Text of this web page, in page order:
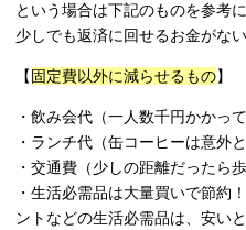
という場合は下記のものを参考
少しでも返済に回せるお金がな
【固定費以外に減らせるもの】
・飲み会代（一人数千円かかっ
・ランチ代（缶コーヒーは意外と
・交通費（少しの距離だったら
・生活必需品は大量買いで節約
ントなどの生活必需品は、安い